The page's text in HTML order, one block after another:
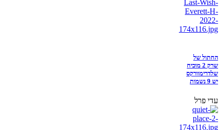
החתול של
שרק 2 מוכיח
שלדרימוורקס
יש 9 נשמות
עדי פרל